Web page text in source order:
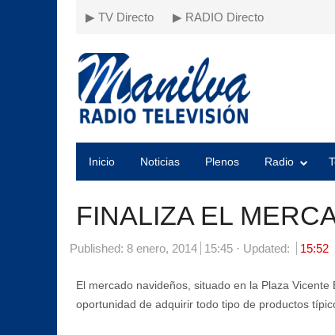
▶ TV Directo ▶ RADIO Directo
Inicio Noticias Plenos Radio
FINALIZA EL
Published: 8 enero, 2014 15:45 Updated: 15:52
El mercado navideños, situado en la Plaza
oportunidad de adquirir todo tipo de productos